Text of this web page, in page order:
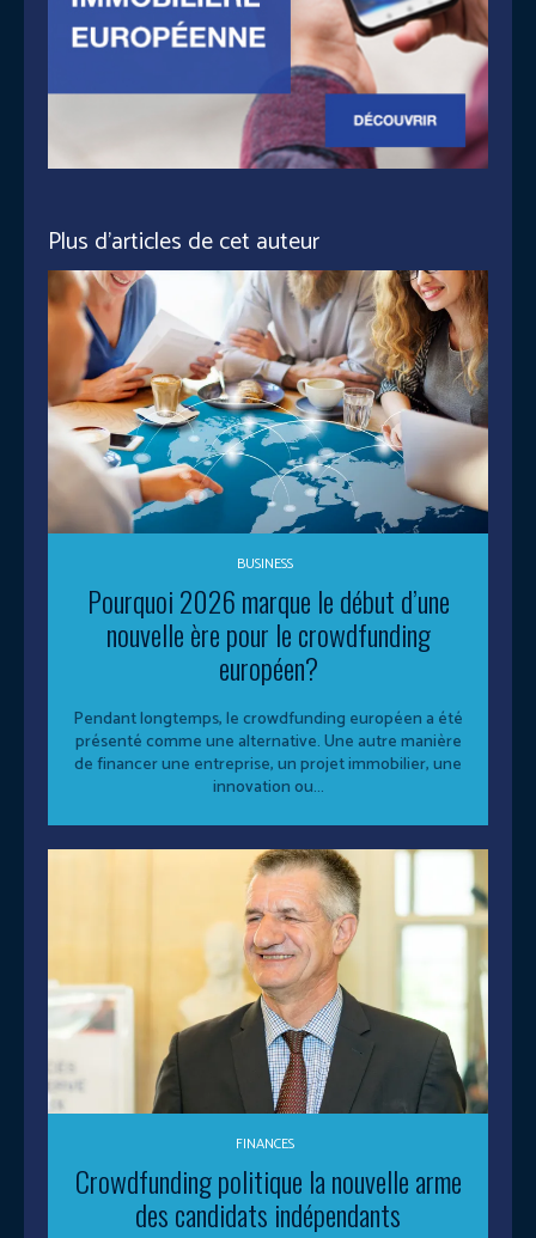
Plus d'articles de cet auteur
BUSINESS
Pourquoi 2026 marque le début d’une
nouvelle ère pour le crowdfunding
européen?
Pendant longtemps, le crowdfunding européen a été
présenté comme une alternative. Une autre manière
de financer une entreprise, un projet immobilier, une
innovation ou...
FINANCES
Crowdfunding politique la nouvelle arme
des candidats indépendants